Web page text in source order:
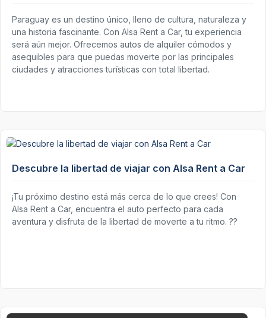
Paraguay es un destino único, lleno de cultura, naturaleza y
una historia fascinante. Con Alsa Rent a Car, tu experiencia
será aún mejor. Ofrecemos autos de alquiler cómodos y
asequibles para que puedas moverte por las principales
ciudades y atracciones turísticas con total libertad.
Descubre la libertad de viajar con Alsa Rent a Car
¡Tu próximo destino está más cerca de lo que crees! Con
Alsa Rent a Car, encuentra el auto perfecto para cada
aventura y disfruta de la libertad de moverte a tu ritmo. ??